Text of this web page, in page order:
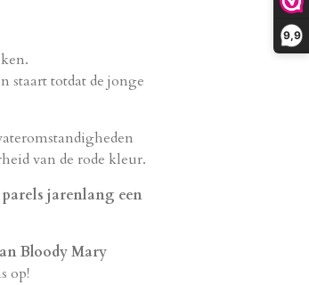
9,9
staart totdat de jonge
van de rode kleur.
jarenlang een
Bloody Mary
op!